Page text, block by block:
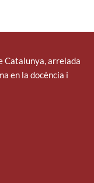
Catalunya, arrelada
en la docència i